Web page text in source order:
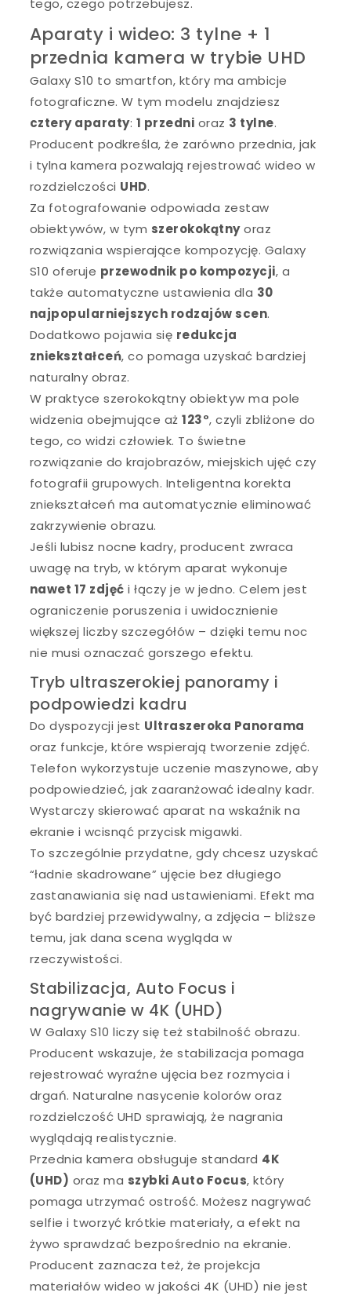
tego, czego potrzebujesz.
Aparaty i wideo: 3 tylne + 1
przednia kamera w trybie UHD
Galaxy S10 to smartfon, który ma ambicje
fotograficzne. W tym modelu znajdziesz
cztery aparaty: 1 przedni oraz 3 tylne.
Producent podkreśla, że zarówno przednia, jak
i tylna kamera pozwalają rejestrować wideo w
rozdzielczości UHD.
Za fotografowanie odpowiada zestaw
obiektywów, w tym szerokokątnyoraz
rozwiązania wspierające kompozycję. Galaxy
S10 oferuje przewodnik po kompozycji, a
także automatyczne ustawienia dla 30
najpopularniejszych rodzajów scen.
Dodatkowo pojawia się redukcja
zniekształceń, co pomaga uzyskać bardziej
naturalny obraz.
W praktyce szerokokątny obiektyw ma pole
widzenia obejmujące aż123°, czyli zbliżone do
tego, co widzi człowiek. To świetne
rozwiązanie do krajobrazów, miejskich ujęć czy
fotografii grupowych. Inteligentna korekta
zniekształceń ma automatycznie eliminować
zakrzywienie obrazu.
Jeśli lubisz nocne kadry, producent zwraca
uwagę na tryb, w którym aparat wykonuje
nawet 17 zdjęć i łączy je w jedno. Celem jest
ograniczenie poruszenia i uwidocznienie
większej liczby szczegółów – dzięki temu noc
nie musi oznaczać gorszego efektu.
Tryb ultraszerokiej panoramy i
podpowiedzi kadru
Do dyspozycji jest Ultraszeroka Panorama
oraz funkcje, które wspierają tworzenie zdjęć.
Telefon wykorzystuje uczenie maszynowe, aby
podpowiedzieć, jak zaaranżować idealny kadr.
Wystarczy skierować aparat na wskaźnik na
ekranie i wcisnąć przycisk migawki.
To szczególnie przydatne, gdy chcesz uzyskać
“ładnie skadrowane” ujęcie bez długiego
zastanawiania się nad ustawieniami. Efekt ma
być bardziej przewidywalny, a zdjęcia – bliższe
temu, jak dana scena wygląda w
rzeczywistości.
Stabilizacja, Auto Focus i
nagrywanie w 4K (UHD)
W Galaxy S10 liczy się też stabilność obrazu.
Producent wskazuje, że stabilizacja pomaga
rejestrować wyraźne ujęcia bez rozmycia i
drgań. Naturalne nasycenie kolorów oraz
rozdzielczość UHD sprawiają, że nagrania
wyglądają realistycznie.
Przednia kamera obsługuje standard 4K
(UHD) oraz ma szybki Auto Focus, który
pomaga utrzymać ostrość. Możesz nagrywać
selfie i tworzyć krótkie materiały, a efekt na
żywo sprawdzać bezpośrednio na ekranie.
Producent zaznacza też, że projekcja
materiałów wideo w jakości 4K (UHD) nie jest